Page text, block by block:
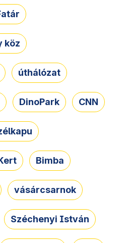
köz
úthálózat
DinoPark CNN
Bimba
vásárcsarnok
Széchenyi István